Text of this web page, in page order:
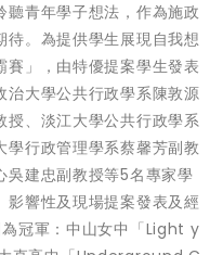
聽青年學子想法，作為施政
待。為提供學生展現自我想
」，由特優提案學生發表
治大學公共行政學系陳敦源
授、淡江大學公共行政學系
學行政管理學系蔡馨芳副教
吳建忠副教授等5名專家學
響性及現場提案發表及經
冠軍：中山女中「Light y